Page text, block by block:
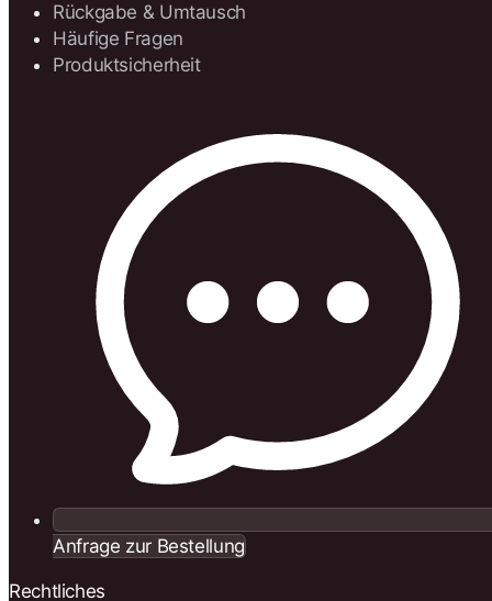
Rückgabe & Umtausch
Häufige Fragen
Produktsicherheit
Anfrage zur Bestellung
Rechtliches